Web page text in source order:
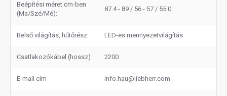
Beépítési méret cm-ben
(Ma/Szé/Mé):
87.4 - 89 / 56 - 57 / 55.0
Belső világítás, hűtőrész LED-es mennyezetvilágítás
Csatlakozókábel (hossz) 2200
E-mail cím info.hau@liebherr.com